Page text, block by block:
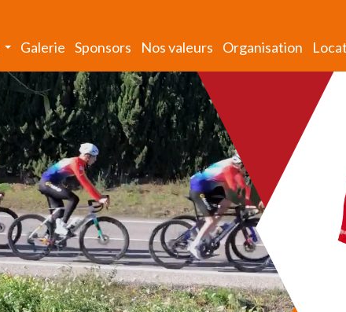
Galerie Sponsors Nos valeurs Organisation